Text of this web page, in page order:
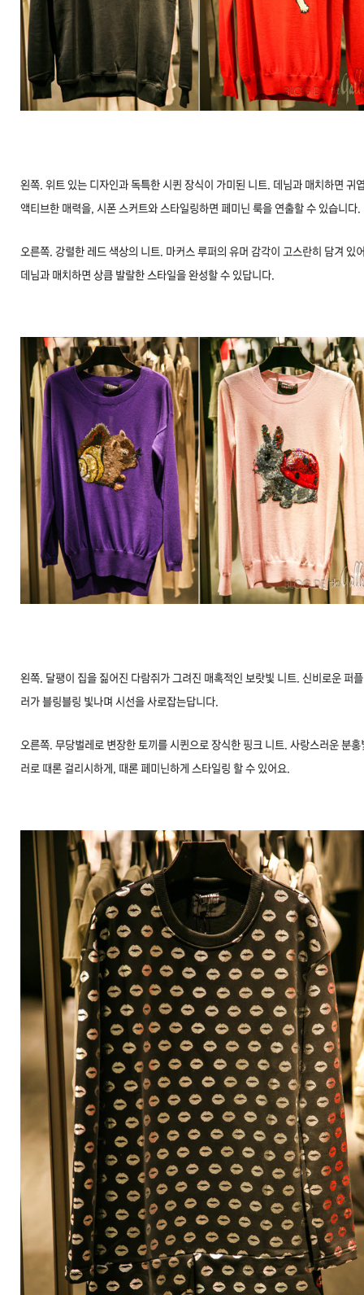
왼쪽. 위트 있는 디자인과 독특한 시퀸 장식이 가미된 니트. 데님과 매치하면 귀
액티브한 매력을, 시폰 스커트와 스타일링하면 페미닌 룩을 연출할 수 있습니다.
오른쪽. 강렬한 레드 색상의 니트. 마커스 루퍼의 유머 감각이 고스란히 담겨 있
데님과 매치하면 상큼 발랄한 스타일을 완성할 수 있답니다.
왼쪽. 달팽이 집을 짊어진 다람쥐가 그려진 매혹적인 보랏빛 니트. 신비로운 퍼
러가 블링블링 빛나며 시선을 사로잡는답니다.
오른쪽. 무당벌레로 변장한 토끼를 시퀸으로 장식한 핑크 니트. 사랑스러운 분홍
러로 때론 걸리시하게, 때론 페미닌하게 스타일링 할 수 있어요.